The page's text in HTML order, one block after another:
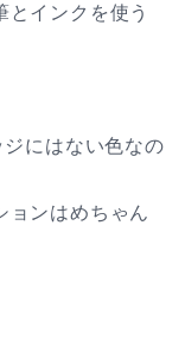
インクを使う
にはない色なの
ョンはめちゃん